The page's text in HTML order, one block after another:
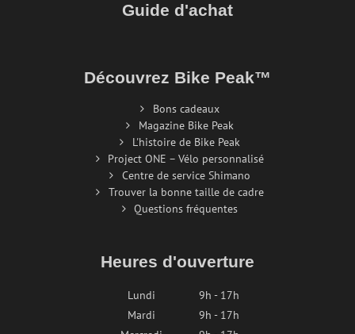
Guide d'achat
Découvrez Bike Peak™
Bons cadeaux
Magazine Bike Peak
L'histoire de Bike Peak
Project ONE – Vélo personnalisé
Centre de service Shimano
Trouver la bonne taille de cadre
Questions fréquentes
Heures d'ouverture
Lundi
9h - 17h
Mardi
9h - 17h